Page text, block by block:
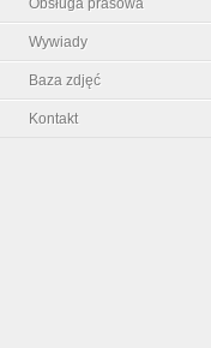
Wywiady
Baza zdjęć
Kontakt